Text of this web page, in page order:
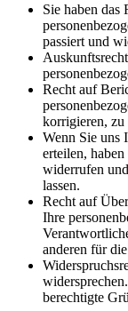
Sie haben das
passiert und
Recht auf
korrigieren, zu
Wenn Sie uns
erteilen,
widerrufen
lassen.
Recht auf
Ihre
anderen für
berechtigte